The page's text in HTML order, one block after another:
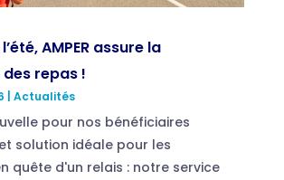
AMPER assure la
repas !
Actualités
pour nos bénéficiaires
solution idéale pour les
quête d'un relais : notre service